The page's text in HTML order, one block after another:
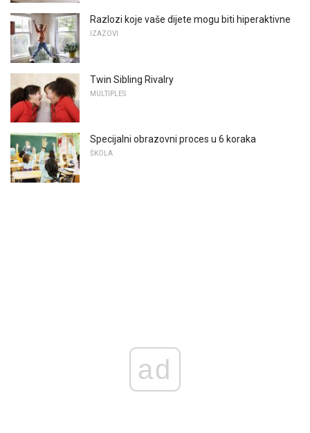
Razlozi koje vaše dijete mogu biti hiperaktivne
IZAZOVI
Twin Sibling Rivalry
MULTIPLES
Specijalni obrazovni proces u 6 koraka
ŠKOLA
ad